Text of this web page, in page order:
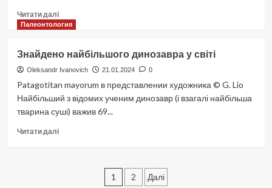
Читати даліДокладніше
про
(віртуальної
реальності)
та
AR
(доповненої
реальності):
як
Палеонтология
Знайдено найбільшого динозавра у світі
Oleksandr Ivanovich 21.01.2024 0
Patagotitan mayorum в представлении художника © G. Lio
Найбільший з відомих ученим динозавр (і взагалі найбільша
тварина суші) важив 69...
Читати даліДокладніше
Пагінація
1 2 Далі